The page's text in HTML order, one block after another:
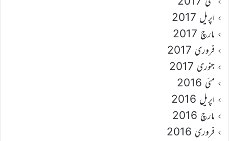
اپریل 2017
مارچ 2017
فروری 2017
جنوری 2017
مئی 2016
اپریل 2016
مارچ 2016
فروری 2016